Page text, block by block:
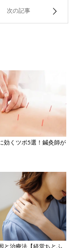
次の記事
効くツボ5選！鍼灸師が
と治療法【経堂ちとふ